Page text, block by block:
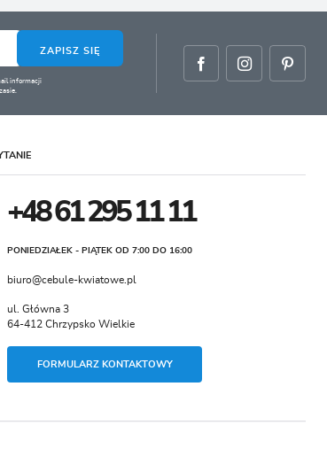
ZAPISZ SIĘ
informacji
+48 61 295 11 11
PONIEDZIAŁEK - PIĄTEK OD 7:00 DO 16:00
biuro@cebule-kwiatowe.pl
ul. Główna 3
64-412 Chrzypsko Wielkie
FORMULARZ KONTAKTOWY